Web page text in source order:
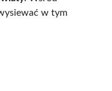
w tym